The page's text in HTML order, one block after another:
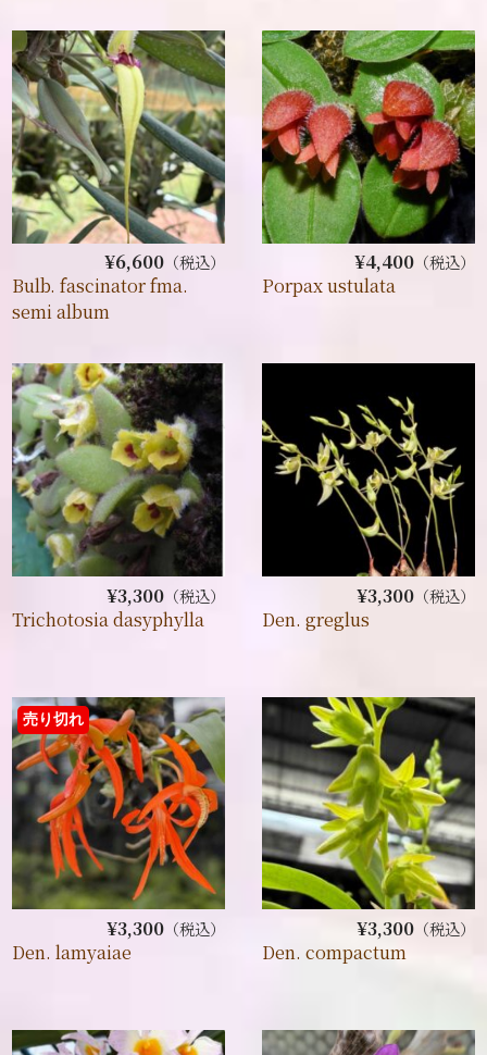
¥6,600（税込）
Bulb. fascinator fma.
semi album
¥4,400（税込）
Porpax ustulata
¥3,300（税込）
Trichotosia dasyphylla
¥3,300（税込）
Den. greglus
¥3,300（税込）
売り切れ
Den. lamyaiae
¥3,300（税込）
Den. compactum